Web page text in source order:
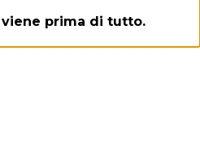
prima di tutto.